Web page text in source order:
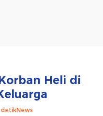
Heli di
detikNews